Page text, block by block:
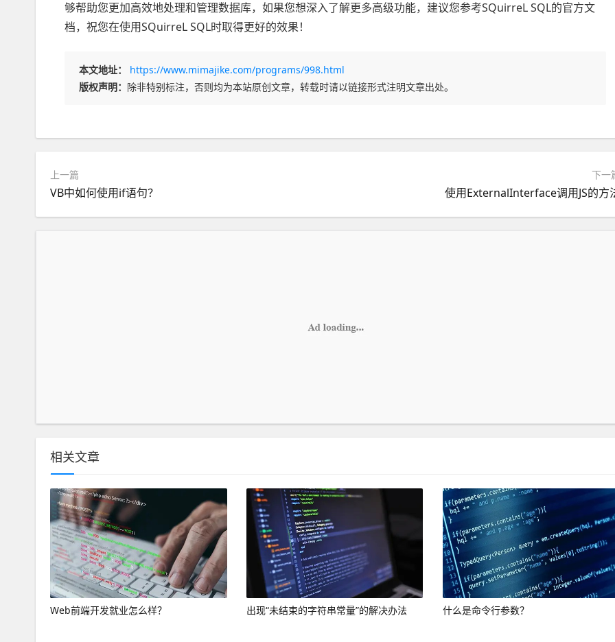
够帮助您更加高效地处理和管理数据库，如果您想深入了解更多高级功能，建议您参考SQuirreL SQL的官方文
档，祝您在使用SQuirreL SQL时取得更好的效果！
本文地址：
https://www.mimajike.com/programs/998.html
版权声明： 除非特别标注，否则均为本站原创文章，转载时请以链接形式注明文章出处。
上一篇
VB中如何使用if语句？
下一
使用ExternalInterface调用JS的方
相关文章
Web前端开发就业怎么样？ 出现“未结束的字符串常量”的解决办法 什么是命令行参数？